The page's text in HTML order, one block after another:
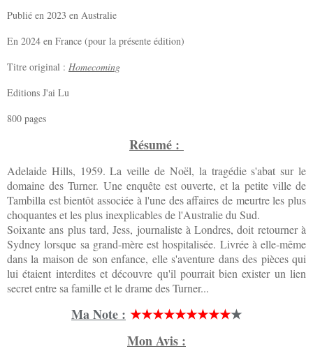
Publié en 2023 en Australie
En 2024 en France (pour la présente édition)
Titre original : Homecoming
Editions J'ai Lu
800 pages
Résumé :
Adelaide Hills, 1959. La veille de Noël, la tragédie s'abat sur le
domaine des Turner. Une enquête est ouverte, et la petite ville de
Tambilla est bientôt associée à l'une des affaires de meurtre les plus
choquantes et les plus inexplicables de l'Australie du Sud.
Soixante ans plus tard, Jess, journaliste à Londres, doit retourner à
Sydney lorsque sa grand-mère est hospitalisée. Livrée à elle-même
dans la maison de son enfance, elle s'aventure dans des pièces qui
lui étaient interdites et découvre qu'il pourrait bien exister un lien
secret entre sa famille et le drame des Turner...
Ma Note : ★★★★★★★★★★
Mon Avis :